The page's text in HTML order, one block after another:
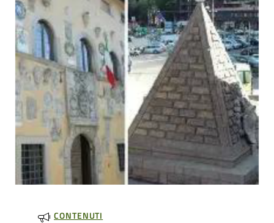
CONTENUTI